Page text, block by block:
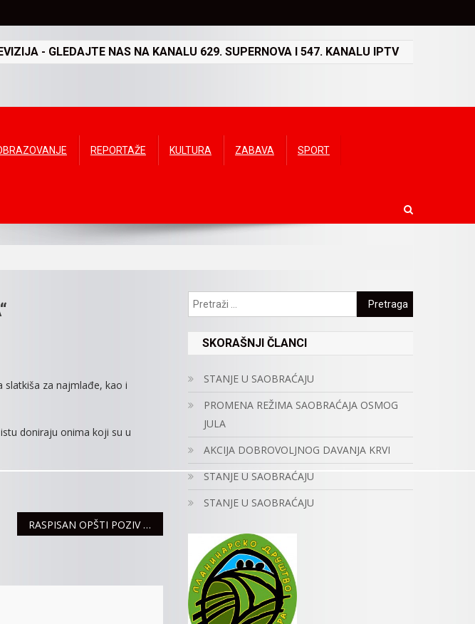
- GLEDAJTE NAS NA KANALU 629. SUPERNOVA I 547. KANALU IPTV
REPORTAŽE KULTURA ZABAVA SPORT
slatkiša za najmlađe, kao i
doniraju onima koji su u
RASPISAN OPŠTI POZIV ZA UVOĐENJE U VOJNU EVIDENCIJU
Pretraga:
SKORAŠNJI ČLANCI
STANJE U SAOBRAĆAJU
PROMENA REŽIMA SAOBRAĆAJA OSMOG
JULA
AKCIJA DOBROVOLJNOG DAVANJA KRVI
STANJE U SAOBRAĆAJU
STANJE U SAOBRAĆAJU